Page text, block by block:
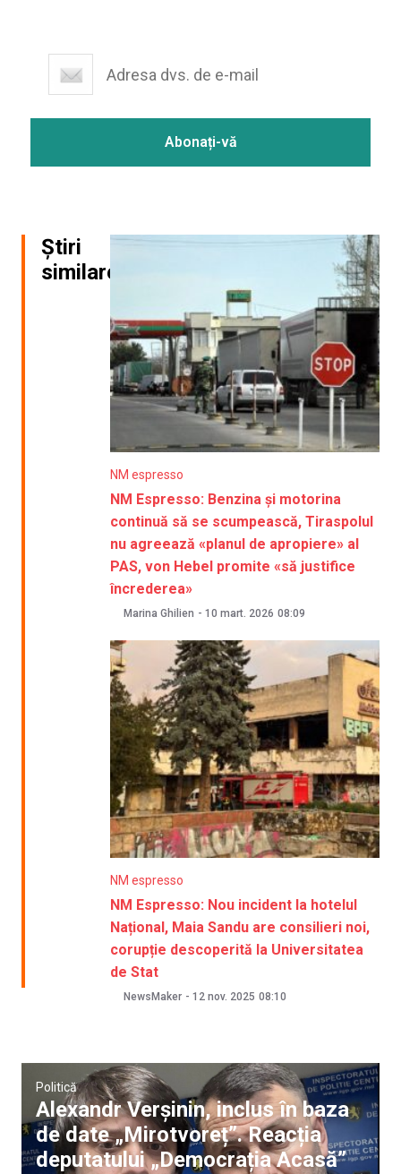
Știri
similare
NM espresso
NM Espresso: Benzina și motorina
continuă să se scumpească, Tiraspolul
nu agreează «planul de apropiere» al
PAS, von Hebel promite «să justifice
încrederea»
Marina Ghilien - 10 mart. 2026 08:09
NM espresso
NM Espresso: Nou incident la hotelul
Național, Maia Sandu are consilieri noi,
corupție descoperită la Universitatea
de Stat
NewsMaker - 12 nov. 2025 08:10
Politică
Alexandr Verșinin, inclus în baza
de date „Mirotvoreț”. Reacția
deputatului „Democrația Acasă”